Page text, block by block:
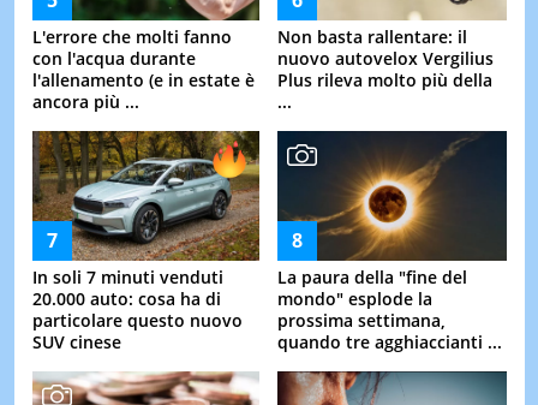
L'errore che molti fanno
con l'acqua durante
l'allenamento (e in estate è
ancora più ...
Non basta rallentare: il
nuovo autovelox Vergilius
Plus rileva molto più della
...
In soli 7 minuti venduti
20.000 auto: cosa ha di
particolare questo nuovo
SUV cinese
La paura della "fine del
mondo" esplode la
prossima settimana,
quando tre agghiaccianti ...